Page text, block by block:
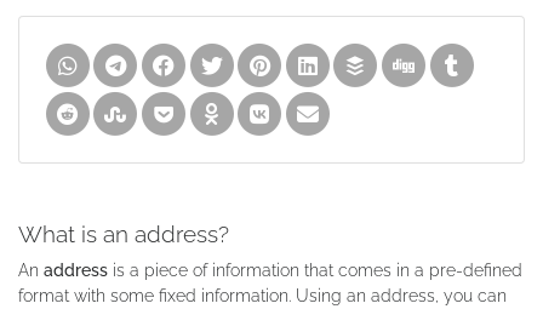
What is an address?
An address is a piece of information that comes in a pre-defined
format with some fixed information. Using an address, you can